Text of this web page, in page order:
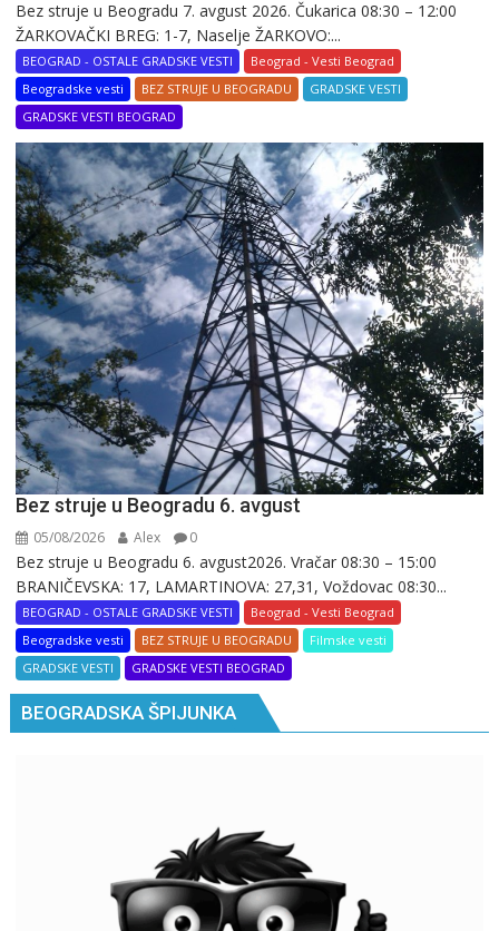
Bez struje u Beogradu 7. avgust 2026. Čukarica 08:30 – 12:00
ŽARKOVAČKI BREG: 1-7, Naselje ŽARKOVO:...
BEOGRAD - OSTALE GRADSKE VESTI
Beograd - Vesti Beograd
Beogradske vesti
BEZ STRUJE U BEOGRADU
GRADSKE VESTI
GRADSKE VESTI BEOGRAD
Bez struje u Beogradu 6. avgust
05/08/2026 Alex 0
Bez struje u Beogradu 6. avgust2026. Vračar 08:30 – 15:00
BRANIČEVSKA: 17, LAMARTINOVA: 27,31, Voždovac 08:30...
BEOGRAD - OSTALE GRADSKE VESTI
Beograd - Vesti Beograd
Beogradske vesti
BEZ STRUJE U BEOGRADU
Filmske vesti
GRADSKE VESTI
GRADSKE VESTI BEOGRAD
BEOGRADSKA ŠPIJUNKA